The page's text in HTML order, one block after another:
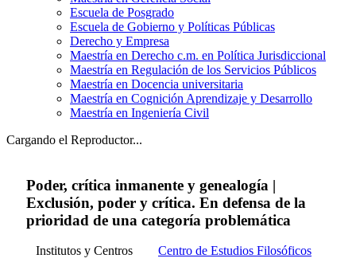
Escuela de Posgrado
Escuela de Gobierno y Políticas Públicas
Derecho y Empresa
Maestría en Derecho c.m. en Política Jurisdiccional
Maestría en Regulación de los Servicios Públicos
Maestría en Docencia universitaria
Maestría en Cognición Aprendizaje y Desarrollo
Maestría en Ingeniería Civil
Cargando el Reproductor...
Poder, crítica inmanente y genealogía |
Exclusión, poder y crítica. En defensa de la
prioridad de una categoría problemática
Institutos y Centros
Centro de Estudios Filosóficos